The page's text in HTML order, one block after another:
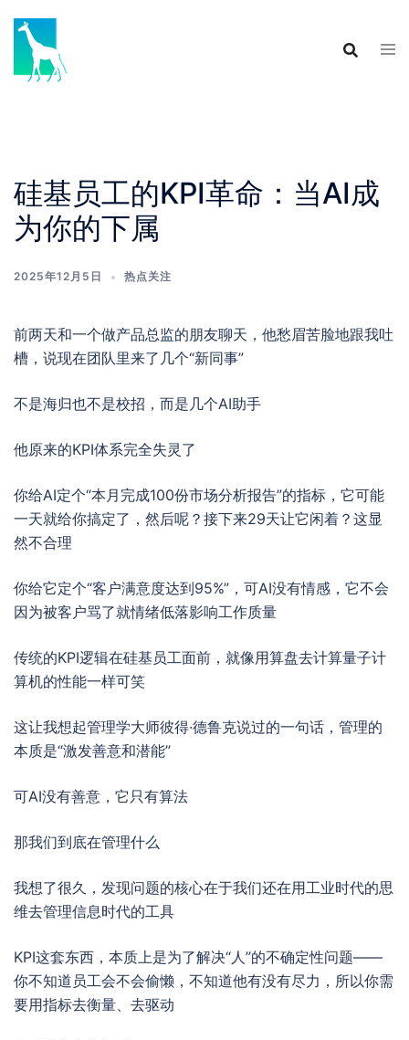
content
硅基员工的KPI革命：当AI成
为你的下属
2025年12月5日 热点关注
前两天和一个做产品总监的朋友聊天，他愁眉苦脸地跟我吐
槽，说现在团队里来了几个“新同事”
不是海归也不是校招，而是几个AI助手
他原来的KPI体系完全失灵了
你给AI定个“本月完成100份市场分析报告”的指标，它可能
一天就给你搞定了，然后呢？接下来29天让它闲着？这显
然不合理
你给它定个“客户满意度达到95%”，可AI没有情感，它不会
因为被客户骂了就情绪低落影响工作质量
传统的KPI逻辑在硅基员工面前，就像用算盘去计算量子计
算机的性能一样可笑
这让我想起管理学大师彼得·德鲁克说过的一句话，管理的
本质是“激发善意和潜能”
可AI没有善意，它只有算法
那我们到底在管理什么
我想了很久，发现问题的核心在于我们还在用工业时代的思
维去管理信息时代的工具
KPI这套东西，本质上是为了解决“人”的不确定性问题——
你不知道员工会不会偷懒，不知道他有没有尽力，所以你需
要用指标去衡量、去驱动